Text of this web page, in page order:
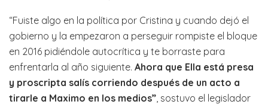
“Fuiste algo en la política por Cristina y cuando dejó el
gobierno y la empezaron a perseguir rompiste el bloque
en 2016 pidiéndole autocrítica y te borraste para
enfrentarla al año siguiente. Ahora que Ella está presa
y proscripta salís corriendo después de un acto a
tirarle a Maximo en los medios”, sostuvo el legislador